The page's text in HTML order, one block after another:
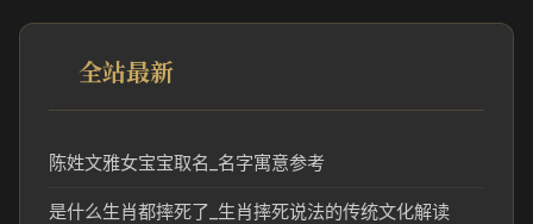
全站最新
陈姓文雅女宝宝取名_名字寓意参考
是什么生肖都摔死了_生肖摔死说法的传统文化解读